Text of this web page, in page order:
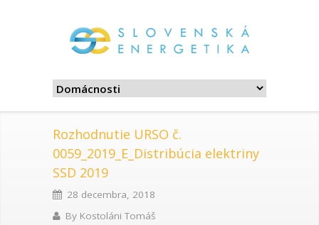
Rozhodnutie URSO č.
0059_2019_E_Distribúcia elektriny
SSD 2019
28 decembra, 2018
By Kostoláni Tomáš